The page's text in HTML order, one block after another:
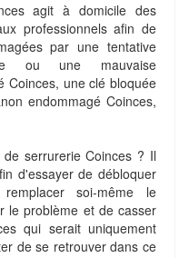
agit à domicile des
professionnels afin de
par une tentative
ou une mauvaise
Coinces, une clé bloquée
endommagé Coinces,
serrurerie Coinces ? Il
d'essayer de débloquer
soi-même le
le problème et de casser
qui serait uniquement
de se retrouver dans ce